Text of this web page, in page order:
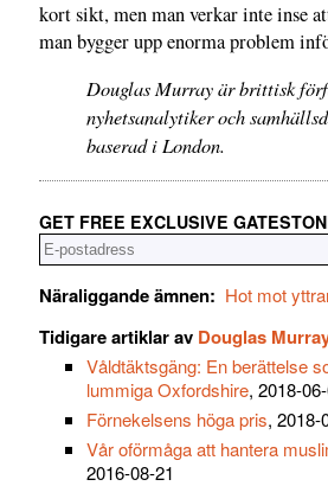
kort sikt, men man verkar inte inse
man bygger upp enorma problem
Douglas Murray är brittisk
nyhetsanalytiker och
baserad i London.
GET FREE EXCLUSIVE
Näraliggande ämnen: Hot mot
Tidigare artiklar av Douglas
Våldtäktsgäng: En berättelse
lummiga Oxfordshire, 2018-
Förnekelsens höga pris, 2018-
Vår oförmåga att hantera
2016-08-21